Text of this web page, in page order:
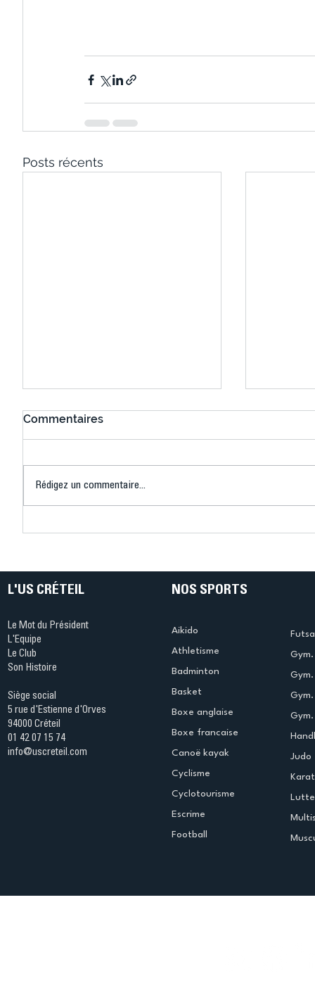
Posts récents
Ping ? Quand le tennis de
termine
Commentaires
Rédigez un commentaire...
L'US CRÉTEIL
Le Mot du Président
L'Equipe
Le Club
Son Histoire
Siège social
5 rue d'Estienne d'Orves
94000 Créteil
01 42 07 15 74
info@uscreteil.com
NOS SPORTS
Aikido
Athletisme
Badminton
Basket
Boxe anglaise
Boxe francaise
Canoë kayak
Cyclisme
Cyclotourisme
Escrime
Football
Judo
Lutte